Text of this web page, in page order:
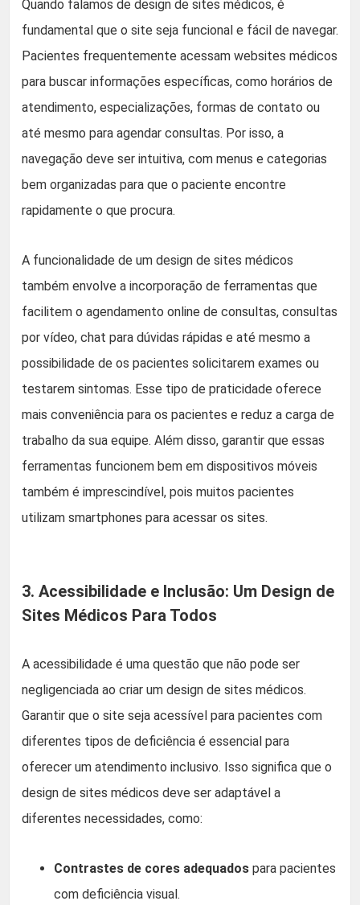
Quando falamos de design de sites médicos, é
fundamental que o site seja funcional e fácil de navegar.
Pacientes frequentemente acessam websites médicos
para buscar informações específicas, como horários de
atendimento, especializações, formas de contato ou
até mesmo para agendar consultas. Por isso, a
navegação deve ser intuitiva, com menus e categorias
bem organizadas para que o paciente encontre
rapidamente o que procura.
A funcionalidade de um design de sites médicos
também envolve a incorporação de ferramentas que
facilitem o agendamento online de consultas, consultas
por vídeo, chat para dúvidas rápidas e até mesmo a
possibilidade de os pacientes solicitarem exames ou
testarem sintomas. Esse tipo de praticidade oferece
mais conveniência para os pacientes e reduz a carga de
trabalho da sua equipe. Além disso, garantir que essas
ferramentas funcionem bem em dispositivos móveis
também é imprescindível, pois muitos pacientes
utilizam smartphones para acessar os sites.
3. Acessibilidade e Inclusão: Um Design de
Sites Médicos Para Todos
A acessibilidade é uma questão que não pode ser
negligenciada ao criar um design de sites médicos.
Garantir que o site seja acessível para pacientes com
diferentes tipos de deficiência é essencial para
oferecer um atendimento inclusivo. Isso significa que o
design de sites médicos deve ser adaptável a
diferentes necessidades, como:
Contrastes de cores adequados para pacientes
com deficiência visual.